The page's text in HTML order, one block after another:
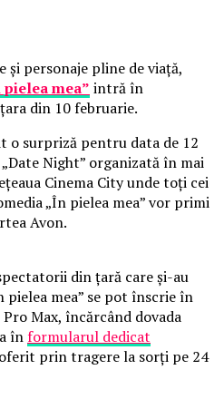
și personaje pline de viață,
pielea mea” intră în
din 10 februarie.
surpriză pentru data de 12
Night” organizată în mai
Cinema City unde toți cei
„În pielea mea” vor primi
Avon.
din țară care și-au
mea” se pot înscrie în
Max, încărcând dovada
înformularul dedicat
prin tragere la sorți pe 24